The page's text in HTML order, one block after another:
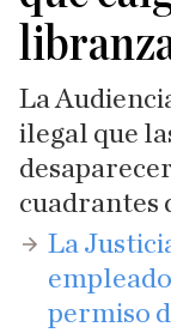
La
ilegal que
cuadrantes
La
permiso